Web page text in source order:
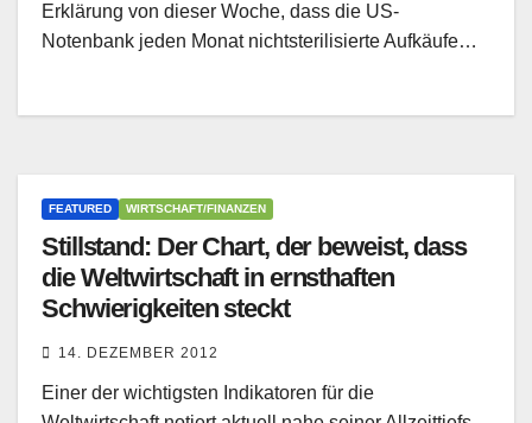
Erklärung von dieser Woche, dass die US-
Notenbank jeden Monat nichtsterilisierte Aufkäufe…
FEATURED WIRTSCHAFT/FINANZEN
Stillstand: Der Chart, der beweist, dass
die Weltwirtschaft in ernsthaften
Schwierigkeiten steckt
14. DEZEMBER 2012
Einer der wichtigsten Indikatoren für die